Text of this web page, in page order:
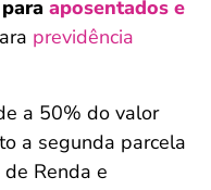
aposentados e
previdência
a 50% do valor
a segunda parcela
Renda e